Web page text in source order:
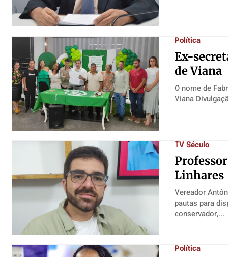
Contato
Anuncie
Termos de Uso
Privacidade
Contato
Anuncie
Termos de Uso
Privacidade
Contato
Anuncie
Termos de Uso
Privacidade
Contato
Anuncie
Termos de Uso
Privacidade
Política
Ex-
de Viana
O nome de
TV Século
Linhares
Vereador
pautas para disputa da prefeitura Um
conservador,...
Política